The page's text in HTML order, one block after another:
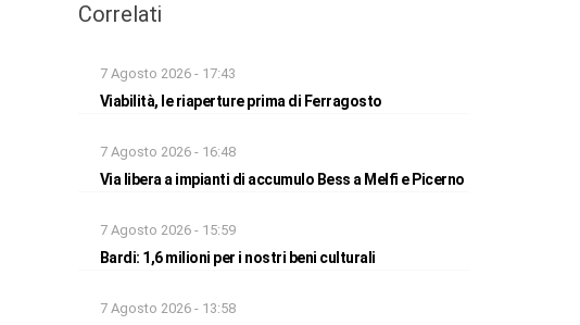
Correlati
7 Agosto 2026 - 17:43
Viabilità, le riaperture prima di Ferragosto
7 Agosto 2026 - 16:48
Via libera a impianti di accumulo Bess a Melfi e Picerno
7 Agosto 2026 - 15:59
Bardi: 1,6 milioni per i nostri beni culturali
7 Agosto 2026 - 13:58